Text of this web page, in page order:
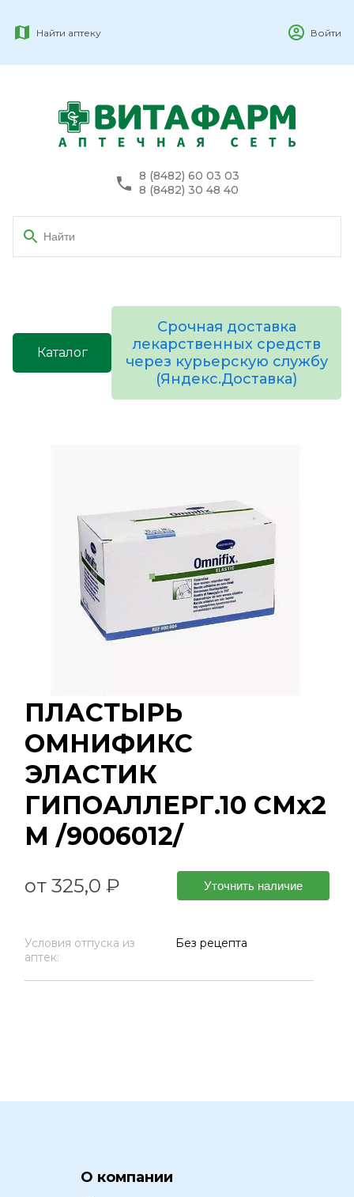
Найти аптеку Войти
8 (8482) 60 03 03
8 (8482) 30 48 40
Каталог
Срочная доставка
лекарственных средств
через курьерскую службу
(Яндекс.Доставка)
ПЛАСТЫРЬ
ОМНИФИКС
ЭЛАСТИК
ГИПОАЛЛЕРГ.10 СМх2
М /9006012/
от 325,0 ₽ Уточнить наличие
Условия отпуска из
аптек:
Без рецепта
О компании